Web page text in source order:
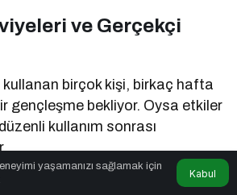
ve Gerçekçi
birçok kişi, birkaç hafta
gençleşme bekliyor. Oysa etkiler
kullanım sonrası
Kolajen sadece cildin değil,
yaşamanızı sağlamak için
Kabul